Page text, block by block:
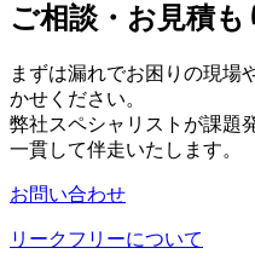
ご相談・お見積
まずは漏れでお困りの現場
かせください。
弊社スペシャリストが課題
一貫して伴走いたします。
お問い合わせ
リークフリーについて